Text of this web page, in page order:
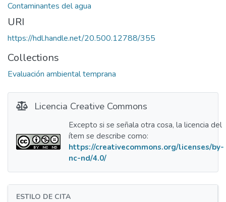
Contaminantes del agua
URI
https://hdl.handle.net/20.500.12788/355
Collections
Evaluación ambiental temprana
Licencia Creative Commons
Excepto si se señala otra cosa, la licencia del
ítem se describe como:
https://creativecommons.org/licenses/by-
nc-nd/4.0/
ESTILO DE CITA